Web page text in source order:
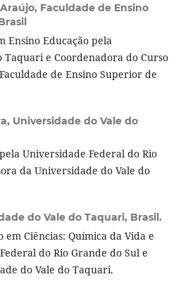
Faculdade de Ensino
Ensino Educação pela
Taquari e Coordenadora do Curso
de Ensino Superior de
Universidade do Vale do
Universidade Federal do Rio
da Universidade do Vale do
do Vale do Taquari, Brasil.
em Ciências: Química da Vida e
do Rio Grande do Sul e
do Vale do Taquari.